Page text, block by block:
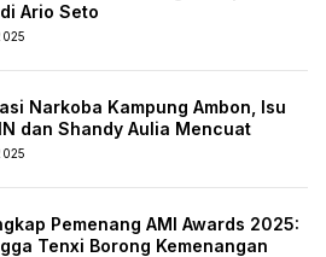
Ario Seto
Narkoba Kampung Ambon, Isu
dan Shandy Aulia Mencuat
Pemenang AMI Awards 2025:
Tenxi Borong Kemenangan